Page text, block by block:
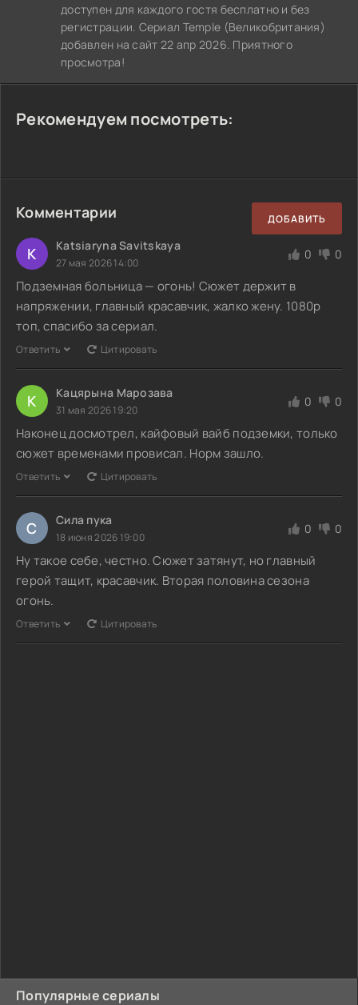
Популярные сериалы
доступен для каждого гостя бесплатно и без
регистрации. Сериал Temple (Великобритания)
добавлен на сайт 22 апр 2026. Приятного
просмотра!
Рекомендуем посмотреть:
Комментарии ДОБАВИТЬ
K Katsiaryna Savitskaya
27 мая 2026 14:00
0 0
Подземная больница — огонь! Сюжет держит в
напряжении, главный красавчик, жалко жену. 1080p
топ, спасибо за сериал.
Ответить Цитировать
К Кацярына Марозава
31 мая 2026 19:20
0 0
Наконец досмотрел, кайфовый вайб подземки, только
сюжет временами провисал. Норм зашло.
Ответить Цитировать
С Сила пука
18 июня 2026 19:00
0 0
Ну такое себе, честно. Сюжет затянут, но главный
герой тащит, красавчик. Вторая половина сезона
огонь.
Ответить Цитировать